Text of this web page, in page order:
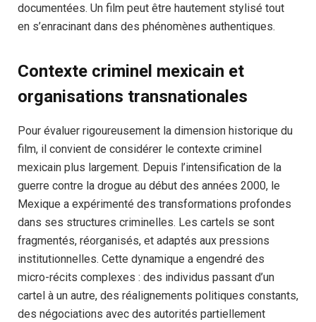
documentées. Un film peut être hautement stylisé tout
en s’enracinant dans des phénomènes authentiques.
Contexte criminel mexicain et
organisations transnationales
Pour évaluer rigoureusement la dimension historique du
film, il convient de considérer le contexte criminel
mexicain plus largement. Depuis l’intensification de la
guerre contre la drogue au début des années 2000, le
Mexique a expérimenté des transformations profondes
dans ses structures criminelles. Les cartels se sont
fragmentés, réorganisés, et adaptés aux pressions
institutionnelles. Cette dynamique a engendré des
micro-récits complexes : des individus passant d’un
cartel à un autre, des réalignements politiques constants,
des négociations avec des autorités partiellement